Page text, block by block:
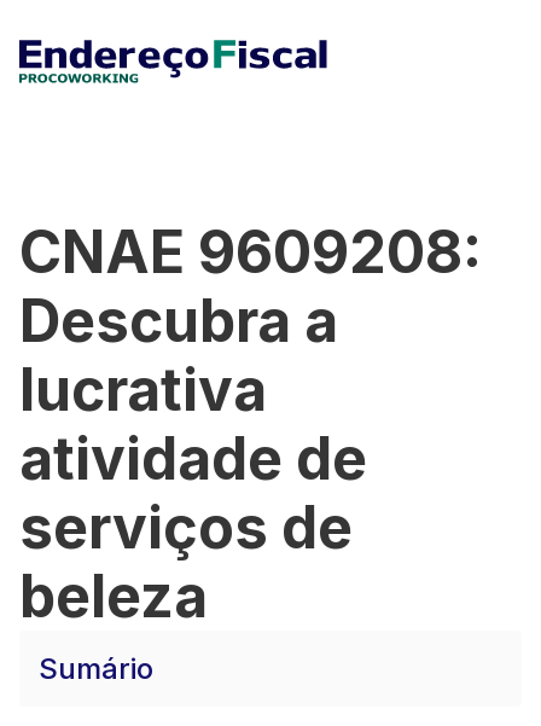
CNAE 9609208:
Descubra a
lucrativa
atividade de
serviços de
beleza
Sumário